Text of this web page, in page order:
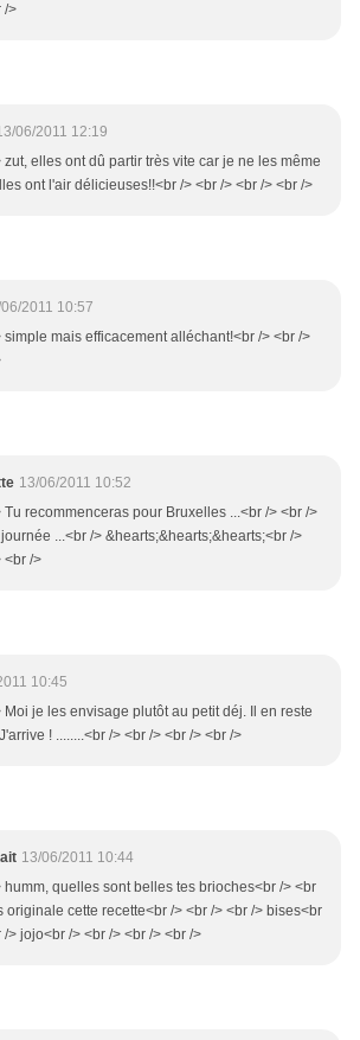
/>
06/2011 12:19
zut, elles ont dû partir très vite car je ne les même
ont l'air délicieuses!!<br /> <br /> <br /> <br />
2011 10:57
simple mais efficacement alléchant!<br /> <br />
13/06/2011 10:52
Tu recommenceras pour Bruxelles ...<br /> <br />
...<br /> &hearts;&hearts;&hearts;<br />
<br />
10:45
Moi je les envisage plutôt au petit déj. Il en reste
! ........<br /> <br /> <br /> <br />
13/06/2011 10:44
humm, quelles sont belles tes brioches<br /> <br
originale cette recette<br /> <br /> <br /> bises<br
/> jojo<br /> <br /> <br /> <br />